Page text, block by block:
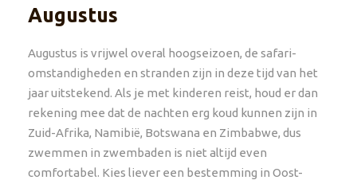
Augustus
Augustus is vrijwel overal hoogseizoen, de safari-
omstandigheden en stranden zijn in deze tijd van het
jaar uitstekend. Als je met kinderen reist, houd er dan
rekening mee dat de nachten erg koud kunnen zijn in
Zuid-Afrika, Namibië, Botswana en Zimbabwe, dus
zwemmen in zwembaden is niet altijd even
comfortabel. Kies liever een bestemming in Oost-